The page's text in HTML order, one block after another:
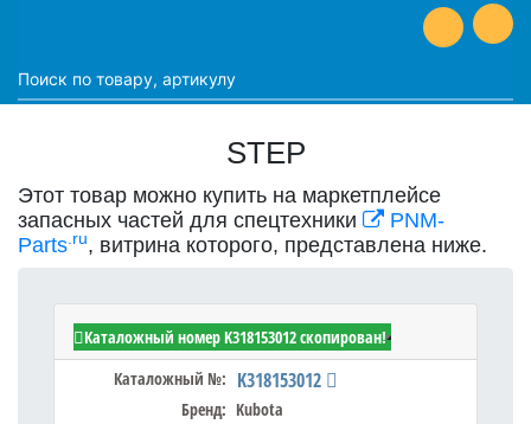
STEP
Этот товар можно купить на маркетплейсе
запасных частей для спецтехники
PNM-
Parts.ru, витрина которого, представлена ниже.
Kubota K318153012 - STEP
Каталожный №: K318153012
Бренд: Kubota
Каталожный номер K318153012 скопирован!